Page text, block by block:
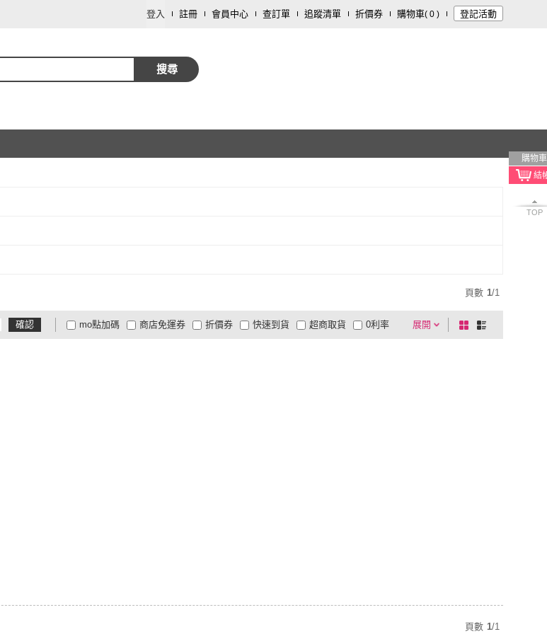
登入 註冊 會員中心 查訂單 追蹤清單 折價券 購物車( 0 ) 登記活動
搜尋
購物車
TOP
頁數 1/1
確認 展開
折價券
有影片
商品有量 電視購物
mo點加碼 快速到貨 超商取貨
大家電安心配
大家電快配
商店免運券 0利率
棋
盤
列
頁數 1/1